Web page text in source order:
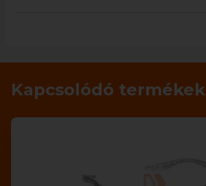
Kapcsolódó termékek